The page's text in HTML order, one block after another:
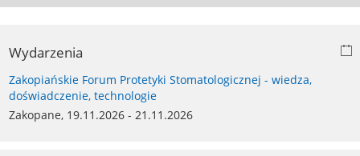
Wydarzenia
Zakopiańskie Forum Protetyki Stomatologicznej - wiedza,
doświadczenie, technologie
Zakopane, 19.11.2026 - 21.11.2026